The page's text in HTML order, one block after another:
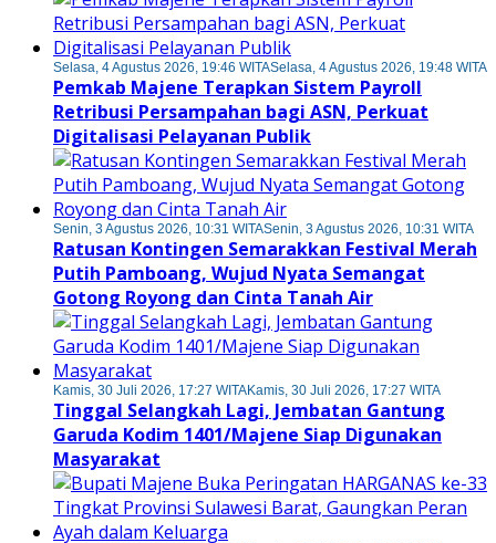
Selasa, 4 Agustus 2026, 19:46 WITASelasa, 4 Agustus 2026, 19:48 WITA
Pemkab Majene Terapkan Sistem Payroll
Retribusi Persampahan bagi ASN, Perkuat
Digitalisasi Pelayanan Publik
Senin, 3 Agustus 2026, 10:31 WITASenin, 3 Agustus 2026, 10:31 WITA
Ratusan Kontingen Semarakkan Festival Merah
Putih Pamboang, Wujud Nyata Semangat
Gotong Royong dan Cinta Tanah Air
Kamis, 30 Juli 2026, 17:27 WITAKamis, 30 Juli 2026, 17:27 WITA
Tinggal Selangkah Lagi, Jembatan Gantung
Garuda Kodim 1401/Majene Siap Digunakan
Masyarakat